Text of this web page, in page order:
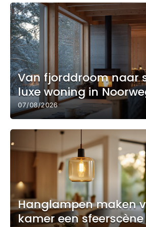
Van fjorddroom naar
luxe woning in
07/08/2026
Hanglampen maken
kamer een sfeerscène